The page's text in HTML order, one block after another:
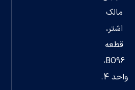
مالک
اشتر،
قطعه
BO96،
واحد 4.